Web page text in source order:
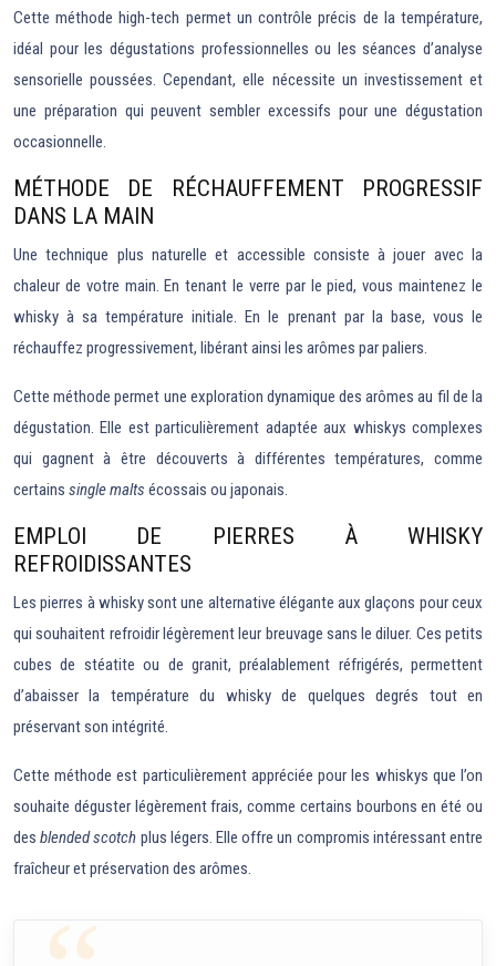
Cette méthode high-tech permet un contrôle précis de la température,
idéal pour les dégustations professionnelles ou les séances d’analyse
sensorielle poussées. Cependant, elle nécessite un investissement et
une préparation qui peuvent sembler excessifs pour une dégustation
occasionnelle.
MÉTHODE DE RÉCHAUFFEMENT PROGRESSIF
DANS LA MAIN
Une technique plus naturelle et accessible consiste à jouer avec la
chaleur de votre main. En tenant le verre par le pied, vous maintenez le
whisky à sa température initiale. En le prenant par la base, vous le
réchauffez progressivement, libérant ainsi les arômes par paliers.
Cette méthode permet une exploration dynamique des arômes au fil de la
dégustation. Elle est particulièrement adaptée aux whiskys complexes
qui gagnent à être découverts à différentes températures, comme
certains single malts écossais ou japonais.
EMPLOI DE PIERRES À WHISKY
REFROIDISSANTES
Les pierres à whisky sont une alternative élégante aux glaçons pour ceux
qui souhaitent refroidir légèrement leur breuvage sans le diluer. Ces petits
cubes de stéatite ou de granit, préalablement réfrigérés, permettent
d’abaisser la température du whisky de quelques degrés tout en
préservant son intégrité.
Cette méthode est particulièrement appréciée pour les whiskys que l’on
souhaite déguster légèrement frais, comme certains bourbons en été ou
desblended scotch plus légers. Elle offre un compromis intéressant entre
fraîcheur et préservation des arômes.